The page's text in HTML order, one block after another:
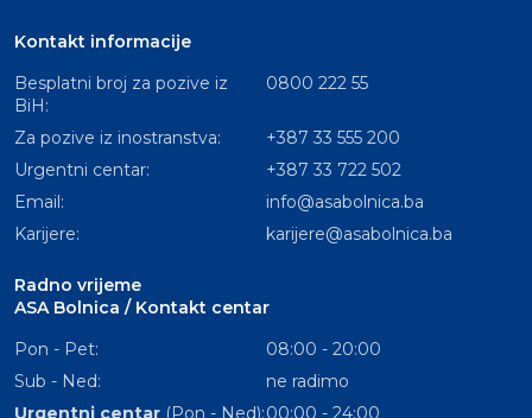
Kontakt informacije
Besplatni broj za pozive iz
BiH:
0800 222 55
Za pozive iz inostranstva:
+387 33 555 200
Urgentni centar:
+387 33 722 502
Email:
info@asabolnica.ba
Karijere:
karijere@asabolnica.ba
Radno vrijeme
ASA Bolnica / Kontakt centar
Pon - Pet:
08:00 - 20:00
Sub - Ned:
ne radimo
Urgentni centar (Pon - Ned):00:00 - 24:00